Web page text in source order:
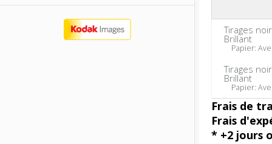
Tirages
Brillant
Papier:
Tirages
Brillant
Papier:
Frais de
Frais
* +2 jours